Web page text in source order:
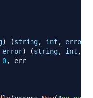
) (string, int , error
error) (string, int ,
0,
err